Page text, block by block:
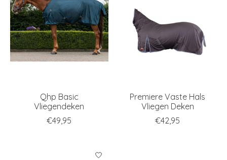
Qhp Basic
Vliegendeken
€49,95
Premiere Vaste Hals
Vliegen Deken
€42,95